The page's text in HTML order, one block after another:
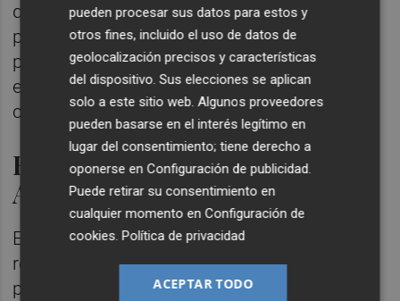
que "el presentador introduce la hora" en su
pregunta. La información sobre los
problemas en el Poyo le habrían llegado a él,
entonces,durante "la noche", aunque sin
concretar hora exacta.
Rechaza investigar al jefe de
Aemet
En otro auto, la magistrada ha rechazado el
recurso de otra de las acusaciones
populares personadas, el partido
pueden procesar sus datos para estos y
otros fines, incluido el uso de datos de
geolocalización precisos y características
del dispositivo. Sus elecciones se aplican
solo a este sitio web. Algunos proveedores
pueden basarse en el interés legítimo en
lugar del consentimiento; tiene derecho a
oponerse enConfiguración de publicidad.
Puede retirar su consentimiento en
cualquier momento enConfiguración de
cookies.Política de privacidad
ACEPTAR TODO